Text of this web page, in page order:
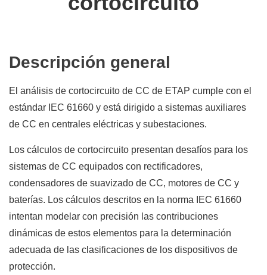
Descripción general
El análisis de cortocircuito de CC de ETAP cumple con el
estándar IEC 61660 y está dirigido a sistemas auxiliares
de CC en centrales eléctricas y subestaciones.
Los cálculos de cortocircuito presentan desafíos para los
sistemas de CC equipados con rectificadores,
condensadores de suavizado de CC, motores de CC y
baterías. Los cálculos descritos en la norma IEC 61660
intentan modelar con precisión las contribuciones
dinámicas de estos elementos para la determinación
adecuada de las clasificaciones de los dispositivos de
protección.